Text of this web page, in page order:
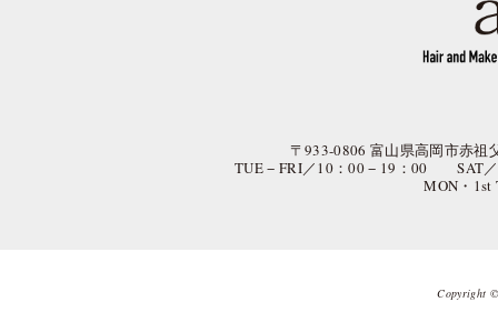
〒933-0806 富山県高岡市赤
TUE − FRI／10：00 − 19：00 SAT
MON・1st
Copyright